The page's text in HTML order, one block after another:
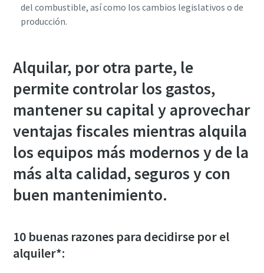
del combustible, así como los cambios legislativos o de
producción.
Alquilar, por otra parte, le
permite controlar los gastos,
mantener su capital y aprovechar
ventajas fiscales mientras alquila
los equipos más modernos y de la
más alta calidad, seguros y con
buen mantenimiento.
10 buenas razones para decidirse por el
alquiler*: